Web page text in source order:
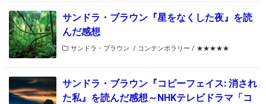
サンドラ・ブラウン『星をなくした夜』を読
んだ感想
サンドラ・ブラウン / コンテンポラリー / ★★★★★
サンドラ・ブラウン『コピーフェイス: 消され
た私』を読んだ感想～NHKテレビドラマ「コ